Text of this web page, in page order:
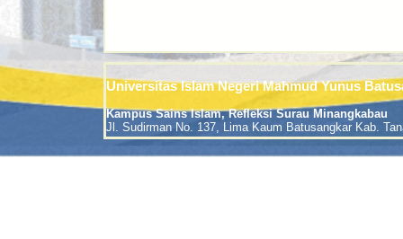
Universitas Islam Negeri Mahmud Yunus
Kampus Sains Islam, Refleksi Surau Minangkabau
Jl. Sudirman No. 137, Lima Kaum Batusangkar Kab.